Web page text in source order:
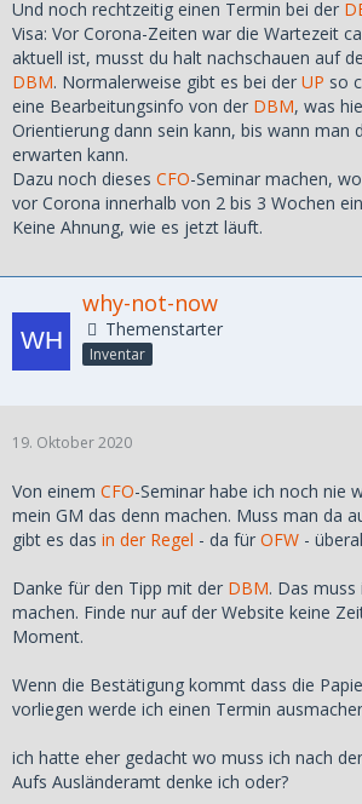
Und noch rechtzeitig einen Termin bei der
Visa: Vor Corona-Zeiten war die Wartezeit
aktuell ist, musst du halt nachschauen auf
DBM. Normalerweise gibt es bei der UP so
eine Bearbeitungsinfo von der DBM, was
Orientierung dann sein kann, bis wann man
erwarten kann.
Dazu noch dieses CFO-Seminar machen,
vor Corona innerhalb von 2 bis 3 Wochen
Keine Ahnung, wie es jetzt läuft.
why-not-now
Themenstarter
Inventar
19. Oktober 2020
Von einem CFO-Seminar habe ich noch nie
mein GM das denn machen. Muss man da
gibt es das in der Regel - da für OFW -
Danke für den Tipp mit der DBM. Das
machen. Finde nur auf der Website keine
Moment.
Wenn die Bestätigung kommt dass die
vorliegen werde ich einen Termin
ich hatte eher gedacht wo muss ich nach
Aufs Ausländeramt denke ich oder?